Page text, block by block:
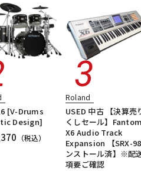
[V-Drums
Design]
（税込）
Roland
USED 中古 【決算売
くしセール】
X6 Audio Track
Expansion 【SRX-
ンストール済】※配
項要ご確認